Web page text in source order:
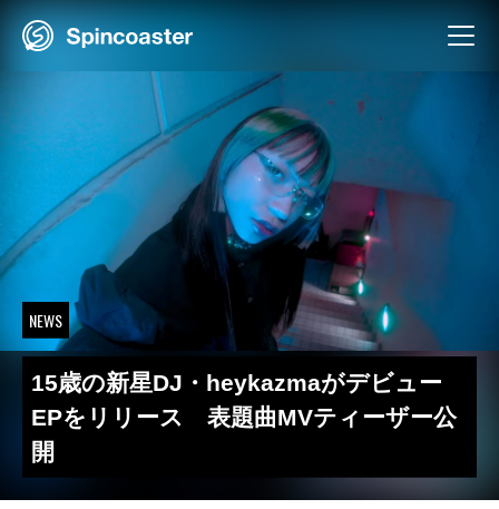
Skip
NEWS
15歳の新星DJ・heykazmaがデビュー
EPをリリース 表題曲MVティーザー公
開